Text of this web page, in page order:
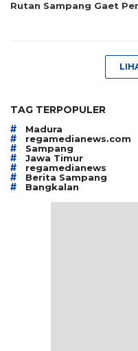
Rutan Sampang Gaet
TAG TERPOPULER
# Madura
# regamedianews.com
# Sampang
# Jawa Timur
# regamedianews
# Berita Sampang
# Bangkalan